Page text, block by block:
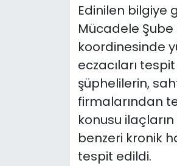
Edinilen bilgiye
Mücadele Şube
koordinesinde
eczacıları
şüphelilerin,
firmalarından
konusu
benzeri kronik
tespit edildi.